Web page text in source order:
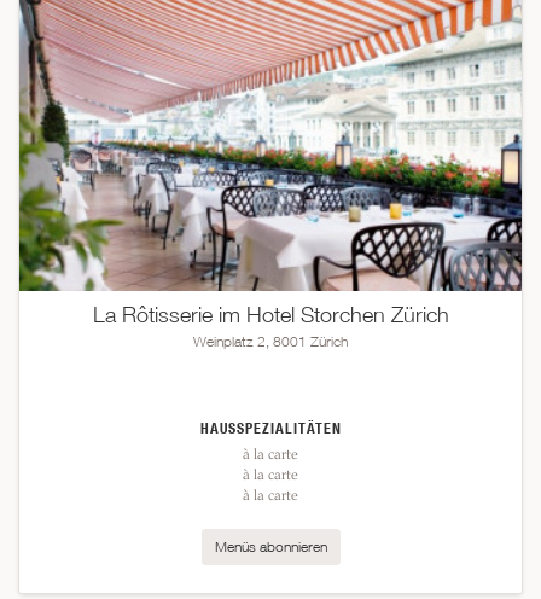
La Rôtisserie im Hotel Storchen Zürich
Weinplatz 2, 8001 Zürich
HAUSSPEZIALITÄTEN
à la carte
à la carte
à la carte
Menüs abonnieren